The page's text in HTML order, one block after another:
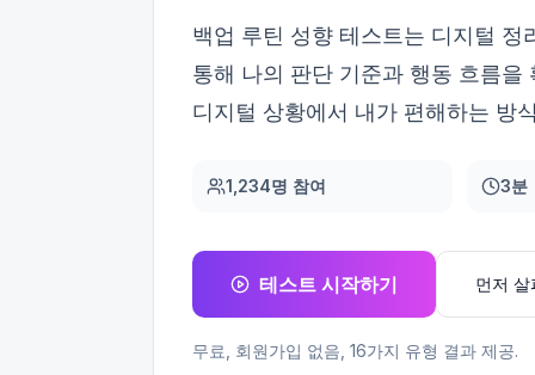
백업 루틴 성향 테스트는 디지털
통해 나의 판단 기준과 행동 흐름을
디지털 상황에서 내가 편해하는 방
1,234명 참여 3분
테스트 시작하기 먼저 살
무료, 회원가입 없음, 16가지 유형 결과 제공.